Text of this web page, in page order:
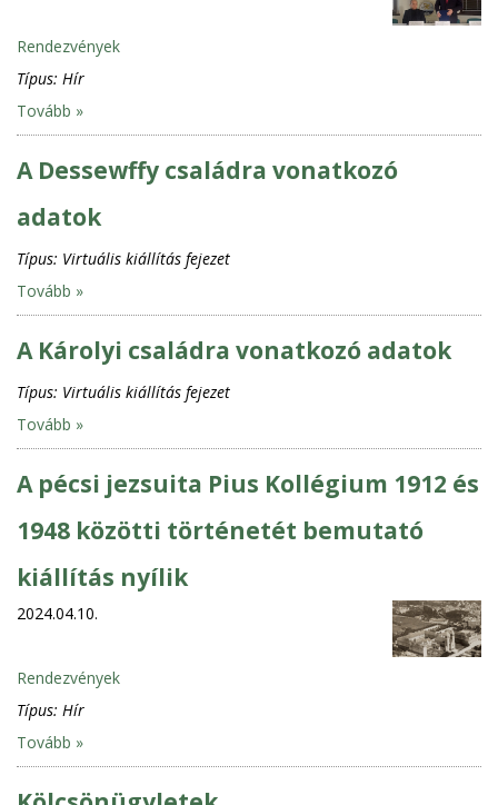
Rendezvények
Típus: Hír
Tovább »
A Dessewffy családra vonatkozó
adatok
Típus: Virtuális kiállítás fejezet
Tovább »
A Károlyi családra vonatkozó adatok
Típus: Virtuális kiállítás fejezet
Tovább »
A pécsi jezsuita Pius Kollégium 1912 és
1948 közötti történetét bemutató
kiállítás nyílik
2024.04.10.
Rendezvények
Típus: Hír
Tovább »